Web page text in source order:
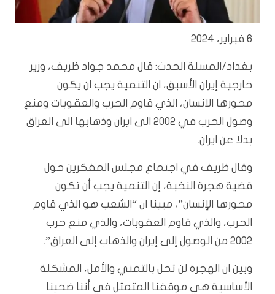
6 فبراير، 2024
بغداد/المسلة الحدث: قال محمد جواد ظريف، وزير
خارجية إيران الأسبق، ان التنمية يجب ان يكون
محورها الانسان، الذي قاوم الحرب والعقوبات ومنع
وصول الحرب في 2002 الى ايران وذهابها الى العراق
بدلا عن ايران.
وقال ظريف في اجتماع مجلس المفكرين حول
قضية هجرة النخبة، إن التنمية يجب أن تكون
محورها الإنسان”، مبينا ان “الشعب هو الذي قاوم
الحرب، والذي قاوم العقوبات، والذي منع حرب
2002 من الوصول إلى إيران والذهاب إلى العراق”.
وبين ان الهجرة لن تحل بالتمني والأمل، المشكلة
الأساسية هي موقفنا المتمثل في أننا ضحينا